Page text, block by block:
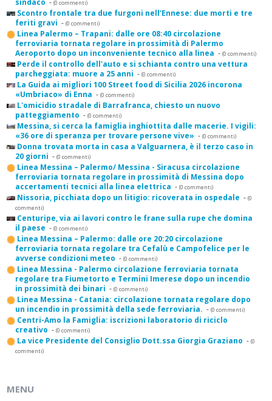
sindaco - (0 commenti)
Scontro frontale tra due furgoni nell'Ennese: due morti e tre
feriti gravi - (0 commenti)
Linea Palermo – Trapani: dalle ore 08:40 circolazione
ferroviaria tornata regolare in prossimità di Palermo
Aeroporto dopo un inconveniente tecnico alla linea - (0 commenti)
Perde il controllo dell'auto e si schianta contro una vettura
parcheggiata: muore a 25 anni - (0 commenti)
La Guida ai migliori 100 Street food di Sicilia 2026 incorona
«Umbriaco» di Enna - (0 commenti)
L'omicidio stradale di Barrafranca, chiesto un nuovo
patteggiamento - (0 commenti)
Messina, si cerca la famiglia inghiottita dalle macerie. I vigili:
«36 ore di speranza per trovare persone vive» - (0 commenti)
Donna trovata morta in casa a Valguarnera, è il terzo caso in
20 giorni - (0 commenti)
Linea Messina – Palermo/ Messina - Siracusa circolazione
ferroviaria tornata regolare in prossimità di Messina dopo
accertamenti tecnici alla linea elettrica - (0 commenti)
Nissoria, picchiata dopo un litigio: ricoverata in ospedale - (0
commenti)
Centuripe, via ai lavori contro le frane sulla rupe che domina
il paese - (0 commenti)
Linea Messina – Palermo: dalle ore 20:20 circolazione
ferroviaria tornata regolare tra Cefalù e Campofelice per le
avverse condizioni meteo - (0 commenti)
Linea Messina - Palermo circolazione ferroviaria tornata
regolare tra Fiumetorto e Termini Imerese dopo un incendio
in prossimità dei binari - (0 commenti)
Linea Messina - Catania: circolazione tornata regolare dopo
un incendio in prossimità della sede ferroviaria. - (0 commenti)
Centri-Amo la Famiglia: iscrizioni laboratorio di riciclo
creativo - (0 commenti)
La vice Presidente del Consiglio Dott.ssa Giorgia Graziano - (0
commenti)
MENU